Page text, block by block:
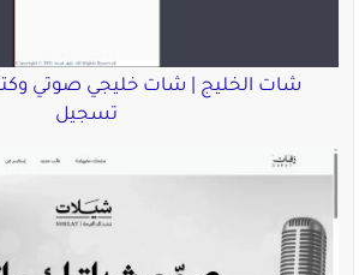
شات الخليج | شات خليجي صوتي
تسجيل